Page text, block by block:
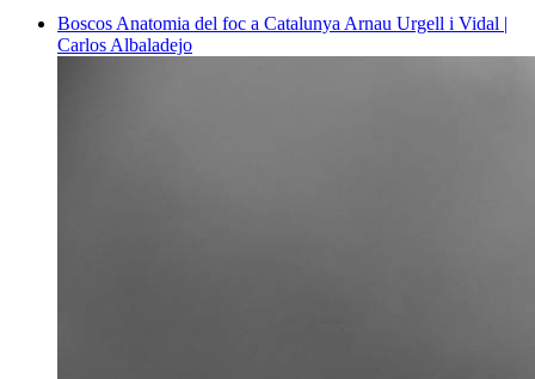
Boscos Anatomia del foc a Catalunya Arnau Urgell i Vidal |
Carlos Albaladejo